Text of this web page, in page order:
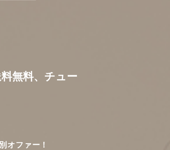
無料、チュー
オファー！